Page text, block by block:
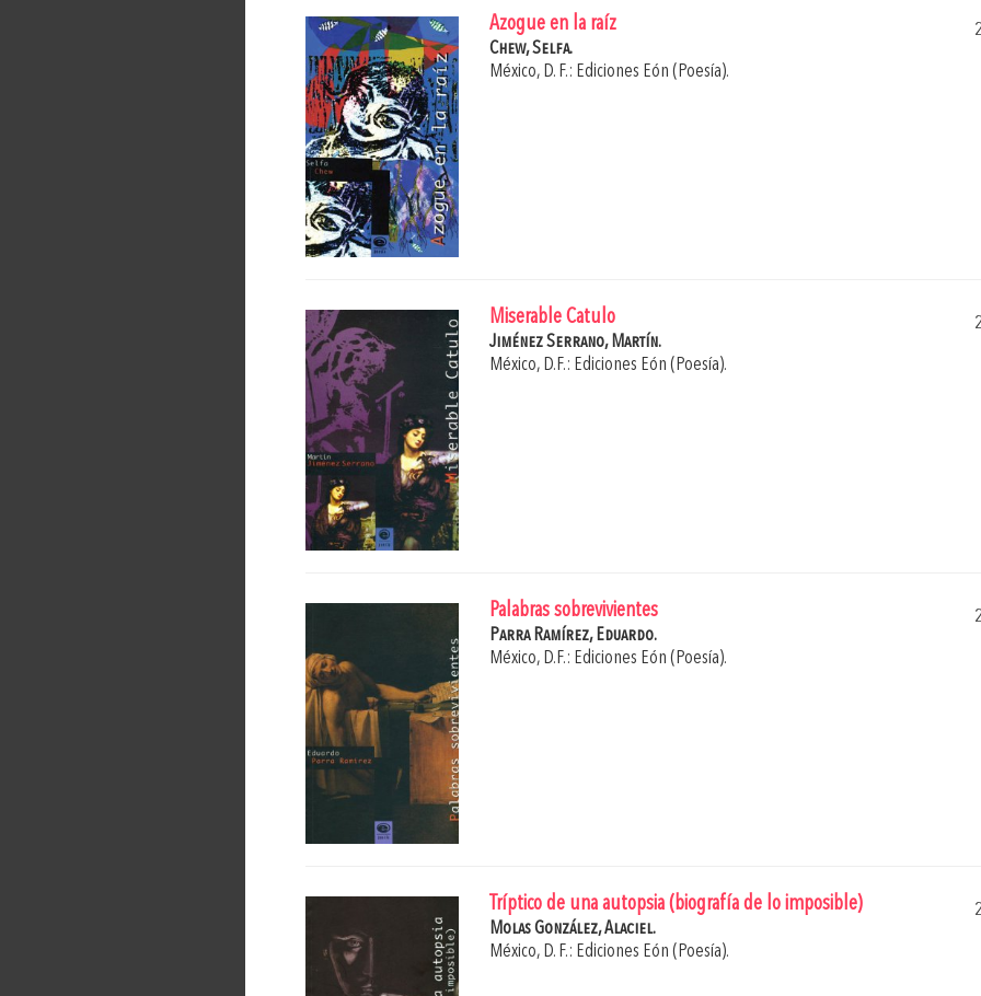
Azogue en la raíz
Chew, Selfa.
México, D. F.: Ediciones Eón (Poesía).
Miserable Catulo
Jiménez Serrano, Martín.
México, D.F.: Ediciones Eón (Poesía).
Palabras sobrevivientes
Parra Ramírez, Eduardo.
México, D.F.: Ediciones Eón (Poesía).
Tríptico de una autopsia (biografía de lo imposible)
Molas González, Alaciel.
México, D. F.: Ediciones Eón (Poesía).